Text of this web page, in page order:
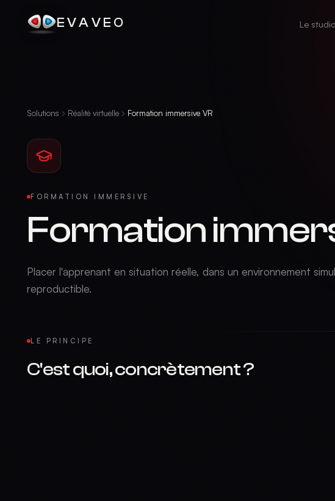
EVAVEO Le studio
Solutions Réalité virtuelle Formation immersive VR
FORMATION IMMERSIVE
Formation
Placer l'apprenant en situation réelle, dans un environnement
reproductible.
LE PRINCIPE
C'est quoi, concrètement ?